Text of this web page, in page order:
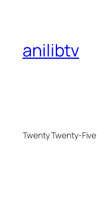
anilibtv
Twenty Twenty-Five